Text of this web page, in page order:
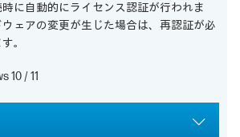
に自動的にライセンス認証が行われま
ェアの変更が生じた場合は、再認証が必
。
10 / 11